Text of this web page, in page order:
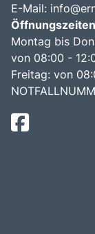
E-Mail:
Montag bis
von 08:00 -
Freitag: von